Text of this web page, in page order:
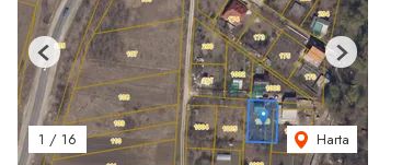
1 / 16 Harta
Previous Next